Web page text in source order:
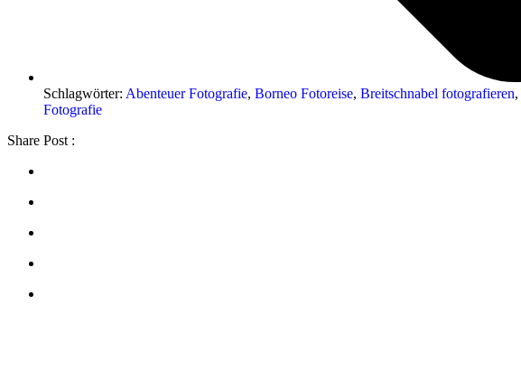
Schlagwörter: Abenteuer Fotografie, Borneo Fotoreise, Breitschnabel fotografieren,
Fotografie
Share Post :